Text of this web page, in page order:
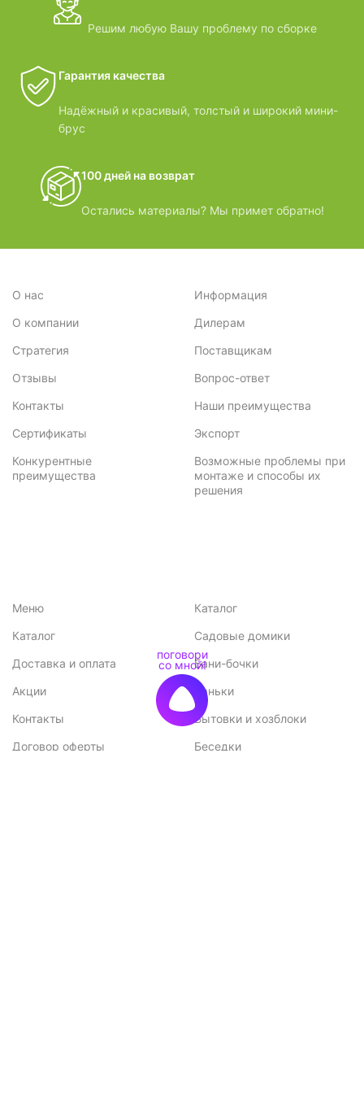
Решим любую Вашу проблему по сборке
Гарантия качества
Надёжный и красивый, толстый и широкий мини-
брус
100 дней на возврат
Остались материалы? Мы примет обратно!
О нас
О компании
Стратегия
Отзывы
Контакты
Сертификаты
Конкурентные
преимущества
Информация
Дилерам
Поставщикам
Вопрос-ответ
Наши преимущества
Экспорт
Возможные проблемы при
монтаже и способы их
решения
Меню
Каталог
Доставка и оплата
Акции
Контакты
Договор оферты
Каталог
Садовые домики
Бани-бочки
Баньки
Бытовки и хозблоки
Беседки